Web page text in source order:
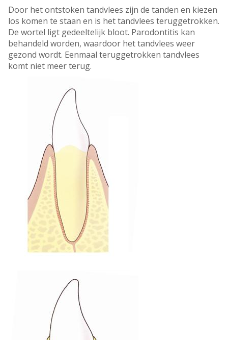
Door het ontstoken tandvlees zijn de tanden en kiezen
los komen te staan en is het tandvlees teruggetrokken.
De wortel ligt gedeeltelijk bloot. Parodontitis kan
behandeld worden, waardoor het tandvlees weer
gezond wordt. Eenmaal teruggetrokken tandvlees
komt niet meer terug.